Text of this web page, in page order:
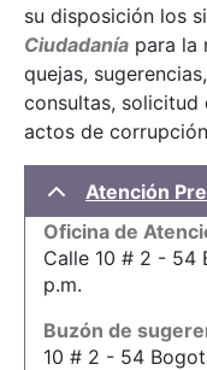
su disposición los
Ciudadanía para la
quejas,
consultas, solicitud
actos de
Atención
Oficina de
Calle 10 # 2 - 54
p.m.
Buzón de
10 # 2 - 54